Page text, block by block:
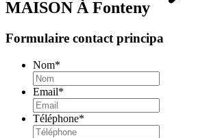
MAISON À Fonteny
Formulaire contact principa
Nom*
Email*
Téléphone*